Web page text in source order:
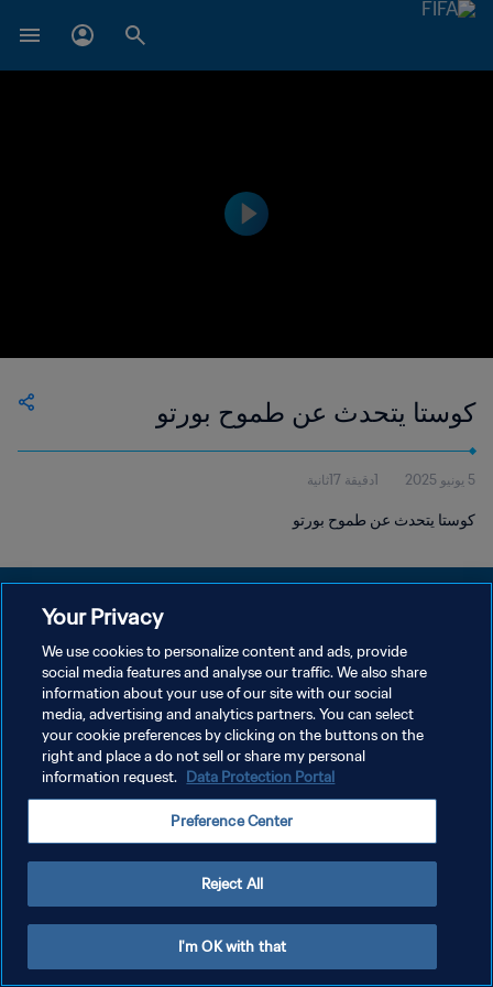
كوستا يتحدث عن طموح بورتو
5 يونيو 2025 1دقيقة 17ثانية
كوستا يتحدث عن طموح بورتو
سياسة الخصوصية
شروط الخدمة
إدارة تفضيلات ملفات تعريف الارتباط
Your Privacy
We use cookies to personalize content and ads, provide
social media features and analyse our traffic. We also share
information about your use of our site with our social
media, advertising and analytics partners. You can select
your cookie preferences by clicking on the buttons on the
right and place a do not sell or share my personal
information request. Data Protection Portal
Preference Center
Reject All
I'm OK with that